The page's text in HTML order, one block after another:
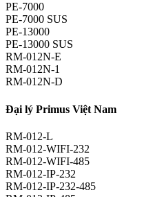
PE-7000
PE-7000 SUS
PE-13000
PE-13000 SUS
RM-012N-E
RM-012N-1
RM-012N-D
Đại lý Primus Việt Nam
RM-012-L
RM-012-WIFI-232
RM-012-WIFI-485
RM-012-IP-232
RM-012-IP-232-485